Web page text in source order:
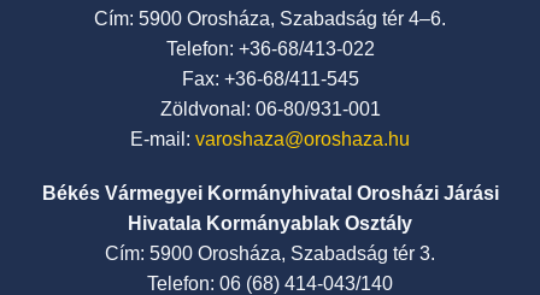
Cím: 5900 Orosháza, Szabadság tér 4–6.
Telefon: +36-68/413-022
Fax: +36-68/411-545
Zöldvonal: 06-80/931-001
E-mail: varoshaza@oroshaza.hu
Békés Vármegyei Kormányhivatal Orosházi Járási
Hivatala Kormányablak Osztály
Cím: 5900 Orosháza, Szabadság tér 3.
Telefon: 06 (68) 414-043/140